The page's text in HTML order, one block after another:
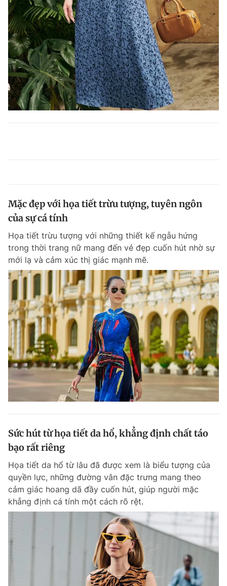
Mặc đẹp với họa tiết trừu tượng, tuyên ngôn
của sự cá tính
Họa tiết trừu tượng với những thiết kế ngẫu hứng
trong thời trang nữ mang đến vẻ đẹp cuốn hút nhờ sự
mới lạ và cảm xúc thị giác mạnh mẽ.
Sức hút từ họa tiết da hổ, khẳng định chất táo
bạo rất riêng
Họa tiết da hổ từ lâu đã được xem là biểu tượng của
quyền lực, những đường vân đặc trưng mang theo
cảm giác hoang dã đầy cuốn hút, giúp người mặc
khẳng định cá tính một cách rõ rệt.